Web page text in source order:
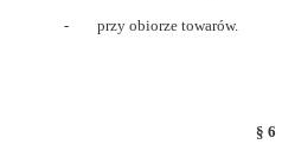
- przy obiorze towarów.
§ 6